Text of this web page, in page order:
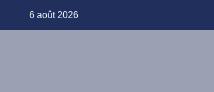
6 août 2026